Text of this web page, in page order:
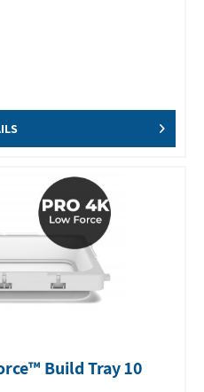
Build Tray 10